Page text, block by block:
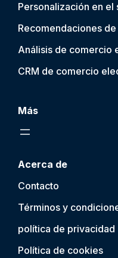
Personalización en el
Recomendaciones
Análisis de comercio
CRM de comercio
Más
Acerca de
Contacto
Términos y
política de privacidad
Política de cookies